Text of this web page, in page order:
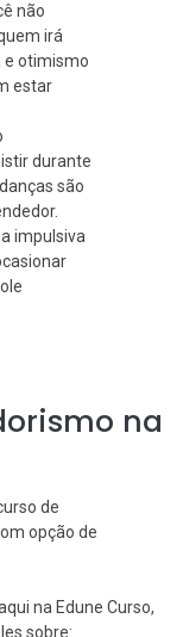
não
irá
e otimismo
estar
durante
são
impulsiva
na
de
opção de
na Edune Curso,
sobre: